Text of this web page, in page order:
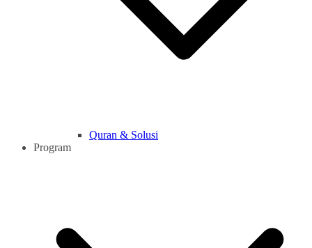
Quran & Solusi
Program